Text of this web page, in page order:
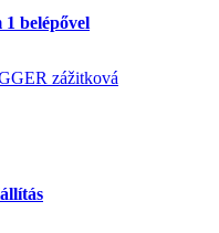
belépővel